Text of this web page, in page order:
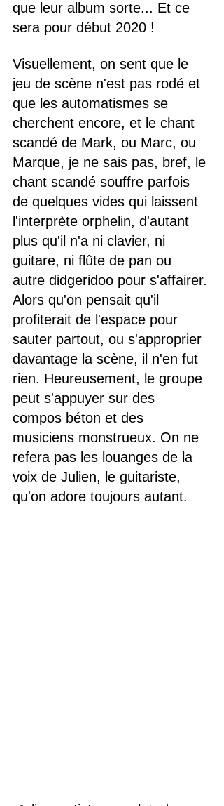
que leur album sorte... Et ce
sera pour début 2020 !
Visuellement, on sent que le
jeu de scène n'est pas rodé et
que les automatismes se
cherchent encore, et le chant
scandé de Mark, ou Marc, ou
Marque, je ne sais pas, bref, le
chant scandé souffre parfois
de quelques vides qui laissent
l'interprète orphelin, d'autant
plus qu'il n'a ni clavier, ni
guitare, ni flûte de pan ou
autre didgeridoo pour s'affairer.
Alors qu'on pensait qu'il
profiterait de l'espace pour
sauter partout, ou s'approprier
davantage la scène, il n'en fut
rien. Heureusement, le groupe
peut s'appuyer sur des
compos béton et des
musiciens monstrueux. On ne
refera pas les louanges de la
voix de Julien, le guitariste,
qu'on adore toujours autant.